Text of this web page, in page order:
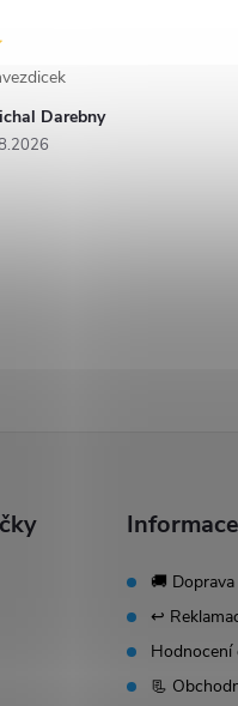
Darebny
🚚
↩️
Hodnocení
📃